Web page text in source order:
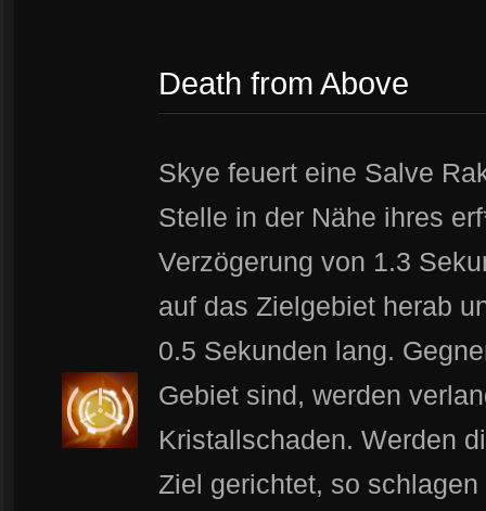
Death from Above
Skye feuert eine Salve
Stelle in der Nähe ihres
Verzögerung von 1.3
auf das Zielgebiet herab
0.5 Sekunden lang.
Gebiet sind, werden
Kristallschaden. Werden
Ziel gerichtet, so